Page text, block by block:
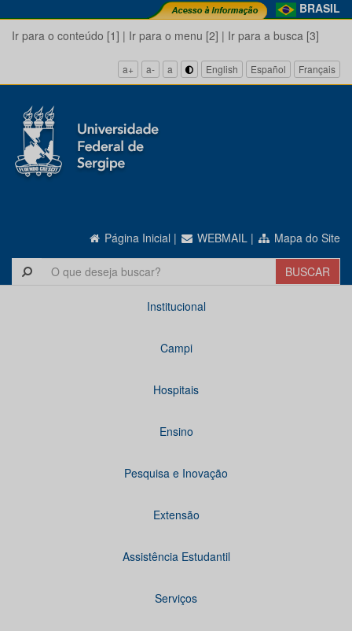
BRASIL
Ir para o conteúdo [1] | Ir para o menu [2] | Ir para a busca [3]
a+ a- a English Español Français
Página Inicial | WEBMAIL | Mapa do Site
Institucional
Campi
Hospitais
Ensino
Pesquisa e Inovação
Extensão
Assistência Estudantil
Serviços